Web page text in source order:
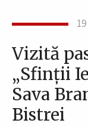
Vizită
„Sfinţii
Sava
Bistrei